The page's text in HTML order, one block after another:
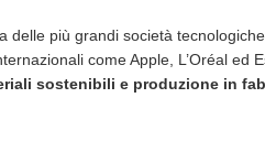
delle più grandi società
come Apple, L’Oréal ed
sostenibili e produzione in